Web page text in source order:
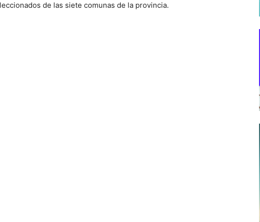
de las siete comunas de la provincia.